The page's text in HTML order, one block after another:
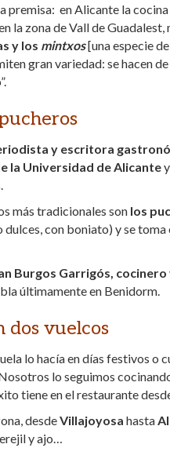
itt
er
m
p
ar
r
premisa: en Alicante la
la zona de Vall de
y los mintxos[una especie
gran variedad: se hacen de
y escritora
la Universidad de Alicante
más tradicionales son los
dulces, con boniato) y se
Burgos Garrigós,
últimamente en Benidorm.
dos vuelcos
lo hacía en días festivos o
lo seguimos
tiene en el restaurante
desdeVillajoyosa hasta
y ajo…